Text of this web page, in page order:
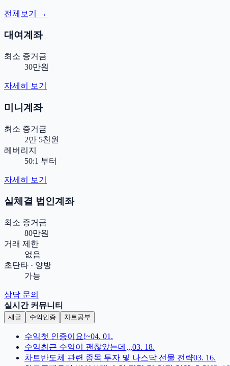
전체보기 →
대여계좌
최소 증거금
30만원
자세히 보기
미니계좌
최소 증거금
2만 5천원
레버리지
50:1 부터
자세히 보기
실체결 법인계좌
최소 증거금
80만원
거래 제한
없음
초단타 · 양방
가능
상담 문의
실시간 커뮤니티
새글 수익인증 차트공부
수익첫 인증이요!~04. 01.
수익최근 수익이 괜찮았는데,,,03. 18.
차트반도체 관련 종목 투자 및 나스닥 선물 전략03. 16.